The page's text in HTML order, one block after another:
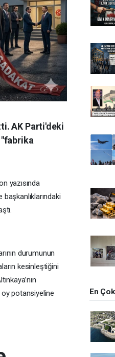
AK Parti'deki
"fabrika
yazısında
başkanlıklarındaki
durumunun
kesinleştiğini
oy potansiyeline
En